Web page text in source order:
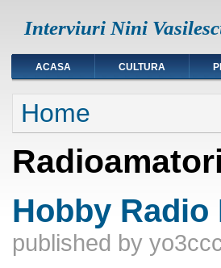
Interviuri Nini
ACASA CULTURA
You are here
Home
Radioamatori
Hobby Radio
published by